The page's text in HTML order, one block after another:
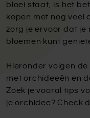
bloei staat, is het
kopen met nog veel
zorg je ervoor dat
bloemen kunt
Hieronder volgen
met orchideeën en
Zoek je vooral tips
je orchidee? Check